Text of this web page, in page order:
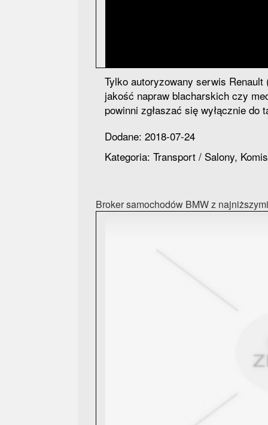
Tylko autoryzowany serwis
jakość napraw blacharskich czy
powinni zgłaszać się wyłącznie
Dodane: 2018-07-24
Kategoria: Transport / Salony,
Broker samochodów BMW z